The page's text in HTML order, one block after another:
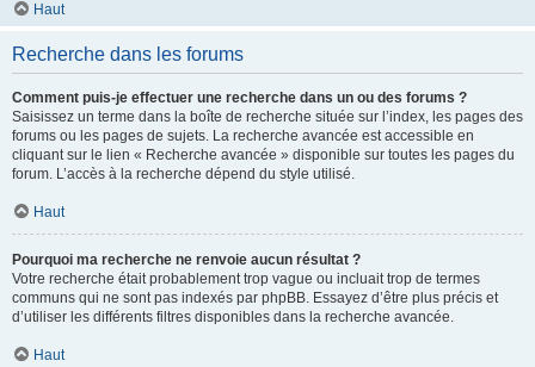
Haut
Recherche dans les forums
Comment puis-je effectuer une recherche dans un ou des forums ?
Saisissez un terme dans la boîte de recherche située sur l’index, les pages des
forums ou les pages de sujets. La recherche avancée est accessible en
cliquant sur le lien « Recherche avancée » disponible sur toutes les pages du
forum. L’accès à la recherche dépend du style utilisé.
Haut
Pourquoi ma recherche ne renvoie aucun résultat ?
Votre recherche était probablement trop vague ou incluait trop de termes
communs qui ne sont pas indexés par phpBB. Essayez d’être plus précis et
d’utiliser les différents filtres disponibles dans la recherche avancée.
Haut